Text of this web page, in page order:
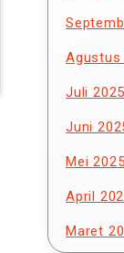
Agustus
Juli 2025
Juni
Mei 2025
April
Maret